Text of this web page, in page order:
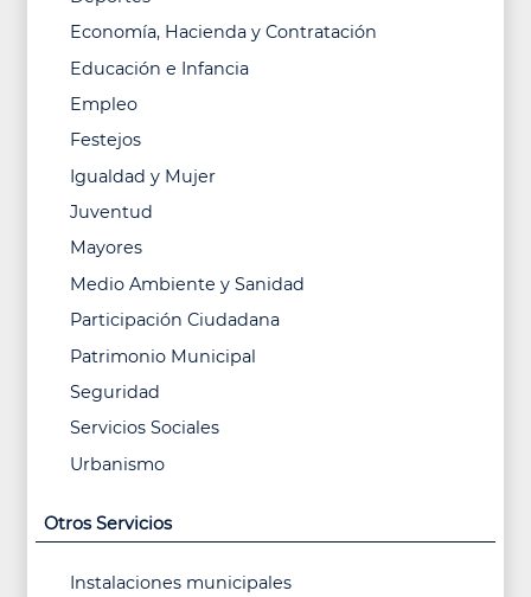
Economía, Hacienda y Contratación
Educación e Infancia
Empleo
Festejos
Igualdad y Mujer
Juventud
Mayores
Medio Ambiente y Sanidad
Participación Ciudadana
Patrimonio Municipal
Seguridad
Servicios Sociales
Urbanismo
Otros Servicios
Instalaciones municipales